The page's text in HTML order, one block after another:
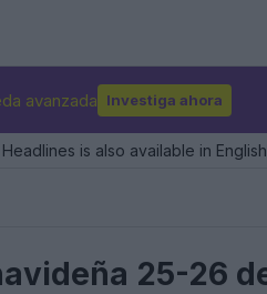
avanzada Investiga ahora
is also available in
25-26